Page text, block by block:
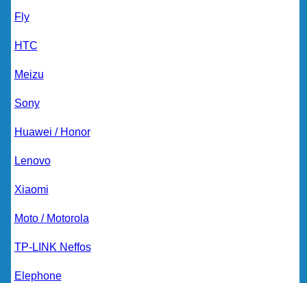
Fly
HTC
Meizu
Sony
Huawei / Honor
Lenovo
Xiaomi
Moto / Motorola
TP-LINK Neffos
Elephone